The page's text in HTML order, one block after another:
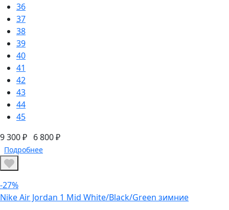
36
37
38
39
40
41
42
43
44
45
9 300 ₽ 6 800 ₽
Подробнее
-27%
Nike Air Jordan 1 Mid White/Black/Green зимние